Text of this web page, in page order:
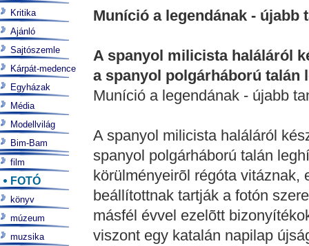
Muníció a legendának - újabb
A spanyol milicista haláláról
a spanyol polgárháború talán
Muníció a legendának - újabb
A spanyol milicista haláláról
spanyol polgárháború talán
körülményeirõl régóta vitáznak,
beállítottnak tartják a fotón
másfél évvel ezelõtt
viszont egy katalán napilap
Kritika
Ajánló
Sajtószemle
Kárpát-medence
Egyházak
Média
Modellvilág
Bim-Bam
film
FOTÓ
könyv
múzeum
muzsika